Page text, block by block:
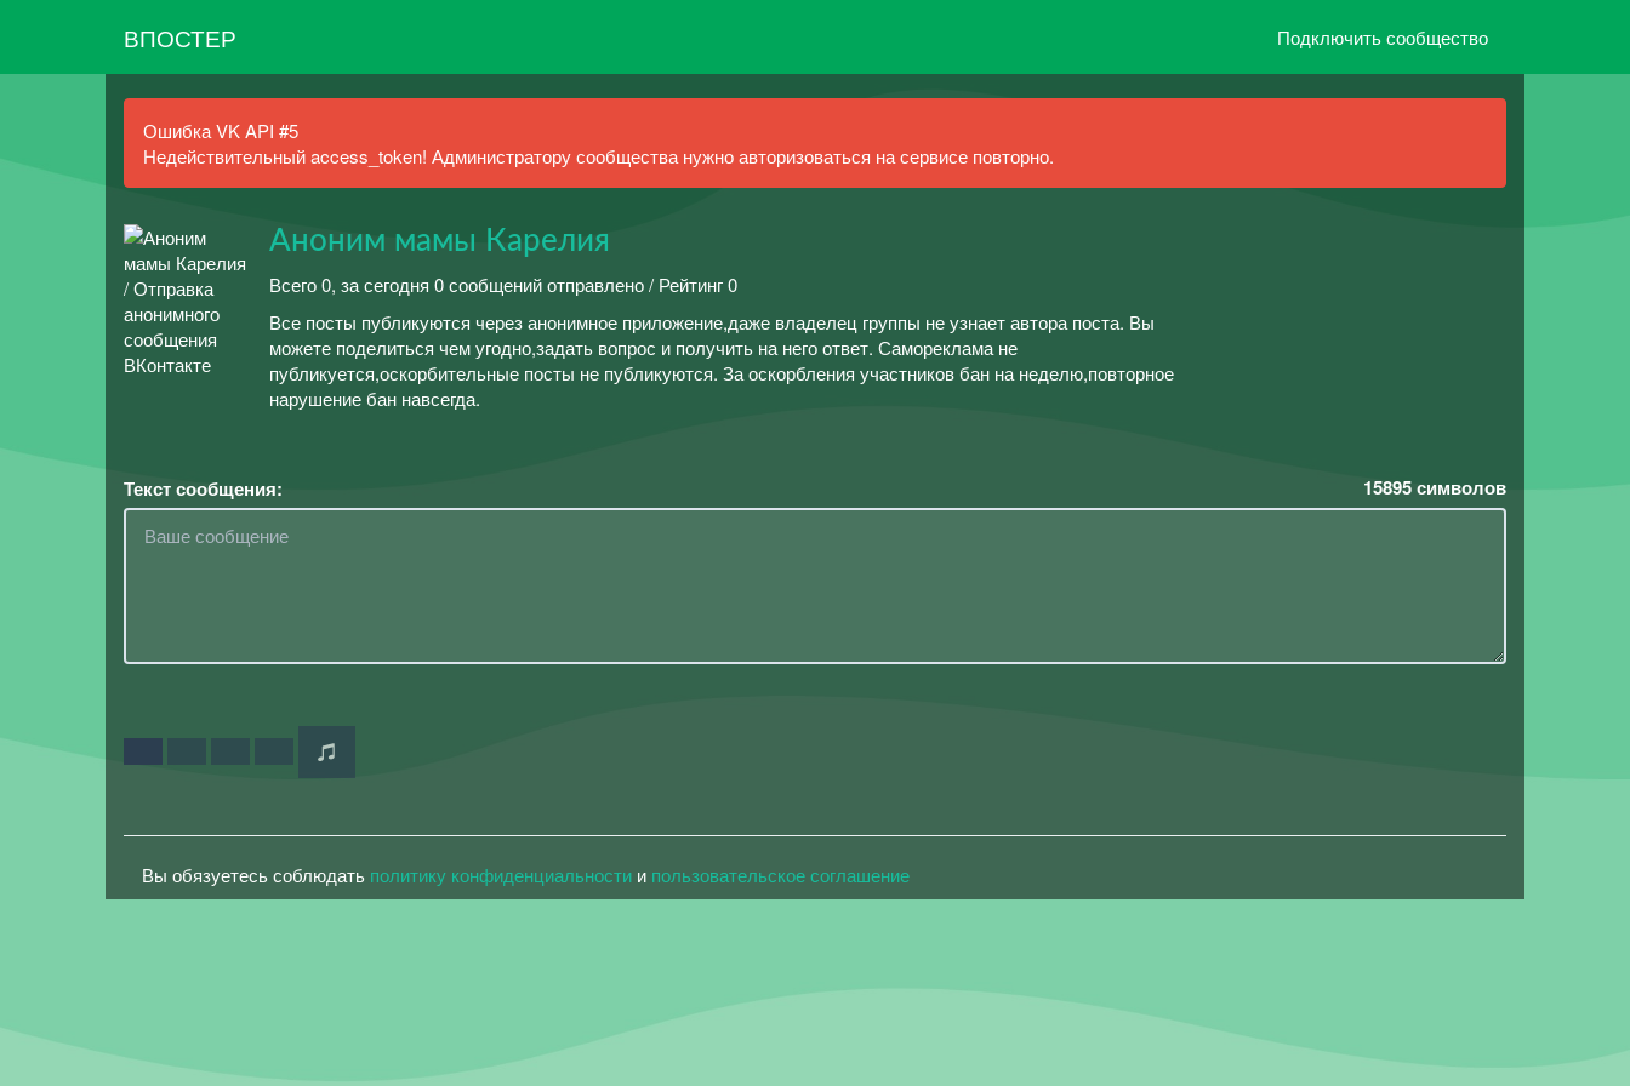
ВПОСТЕР Подключить сообщество
Ошибка VK API #5
Недействительный access_token! Администратору сообщества нужно авторизоваться на сервисе повторно.
Аноним мамы Карелия
Всего 0, за сегодня 0 сообщений отправлено / Рейтинг 0
Все посты публикуются через анонимное приложение,даже владелец группы не узнает автора поста. Вы
можете поделиться чем угодно,задать вопрос и получить на него ответ. Самореклама не
публикуется,оскорбительные посты не публикуются. За оскорбления участников бан на неделю,повторное
нарушение бан навсегда.
Текст сообщения: 15895символов
Вы обязуетесь соблюдать политику конфиденциальности и пользовательское соглашение